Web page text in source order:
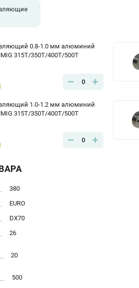
0.8-1.0 мм алюминий
315T/350T/400T/500T
0
1.0-1.2 мм алюминий
315T/350T/400T/500T
0
380
EURO
DX70
26
20
500